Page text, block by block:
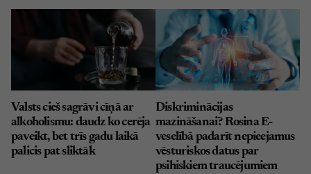
Valsts cieš sagrāvi cīņā ar
alkoholismu: daudz ko cerēja
paveikt, bet trīs gadu laikā
palicis pat sliktāk
Diskriminācijas
mazināšanai? Rosina E-
veselībā padarīt nepieejamus
vēsturiskos datus par
psihiskiem traucējumiem